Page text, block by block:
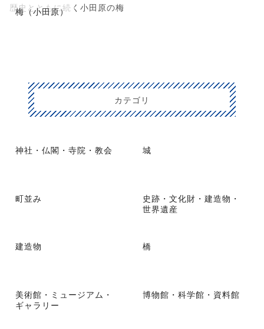
梅（小田原）
歴史とともに続く小田原の梅
カテゴリ
神社・仏閣・寺院・教会 城
町並み
史跡・文化財・建造物・
世界遺産
建造物 橋
美術館・ミュージアム・
ギャラリー
博物館・科学館・資料館